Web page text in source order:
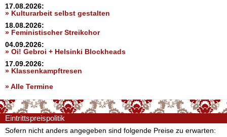
17.08.2026:
» Kulturarbeit selbst gestalten
18.08.2026:
» Feministischer Streikchor
04.09.2026:
» Oi! Gebroi + Helsinki Blockheads
17.09.2026:
» Klassenkampftresen
» Alle Termine
Eintrittspreispolitik
Sofern nicht anders angegeben sind folgende Preise zu erwarten: